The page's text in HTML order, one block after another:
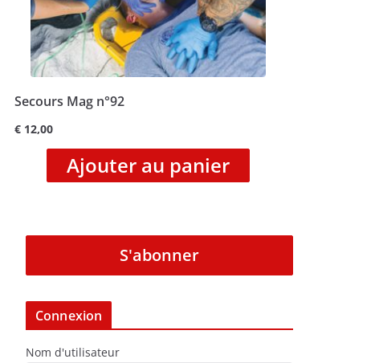
Secours Mag n°92
€ 12,00
Ajouter au panier
S'abonner
Connexion
Nom d'utilisateur